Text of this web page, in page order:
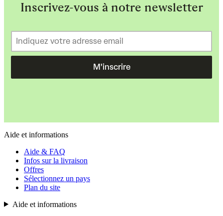
Inscrivez-vous à notre newsletter
M'inscrire
Aide et informations
Aide & FAQ
Infos sur la livraison
Offres
Sélectionnez un pays
Plan du site
Aide et informations